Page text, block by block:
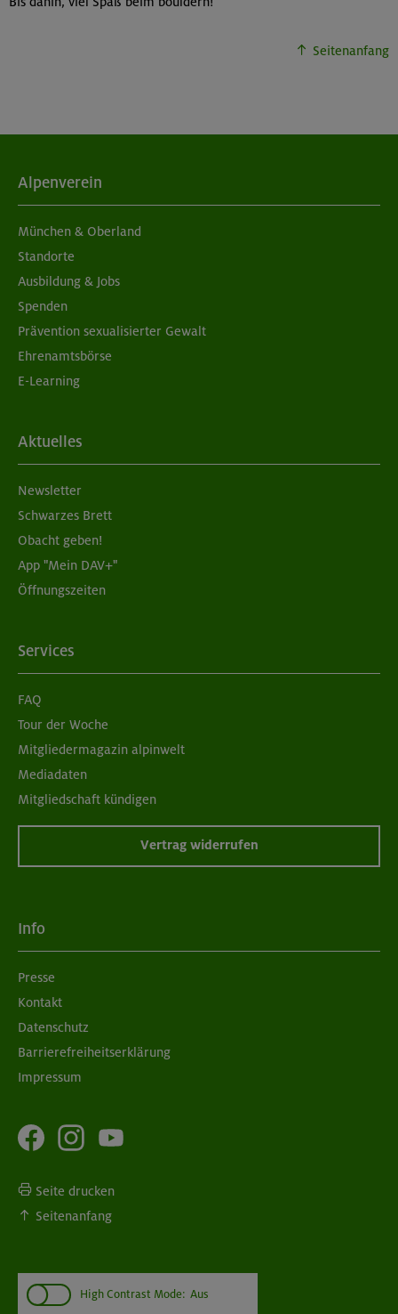
Seitenanfang
Alpenverein
München & Oberland
Standorte
Ausbildung & Jobs
Spenden
Prävention sexualisierter Gewalt
Ehrenamtsbörse
E-Learning
Aktuelles
Newsletter
Schwarzes Brett
Obacht geben!
App "Mein DAV+"
Öffnungszeiten
Services
FAQ
Tour der Woche
Mitgliedermagazin alpinwelt
Mediadaten
Mitgliedschaft kündigen
Vertrag widerrufen
Info
Presse
Kontakt
Datenschutz
Barrierefreiheitserklärung
Impressum
Seite drucken
Seitenanfang
High Contrast Mode: Aus